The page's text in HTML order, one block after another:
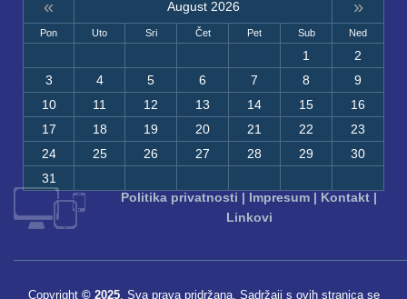
« August 2026 »
Pon Uto Sri Čet Pet Sub Ned
1
2
3
4 5 6 7 8
9
10
11 12 13 14 15
16
17
18 19 20 21 22
23
24
25 26 27 28 29
30
31
Politika privatnosti | Impresum | Kontakt |
Linkovi
Copyright © 2025. Sva prava pridržana. Sadržaji s ovih stranica se